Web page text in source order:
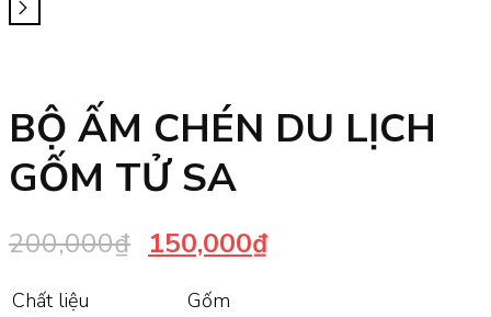
BỘ ẤM CHÉN DU LỊCH
GỐM TỬ SA
200,000₫
Original
150,000₫
Chất liệu
Gốm